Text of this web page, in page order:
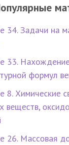
34. Задачи на
33.
формул
8. Химические
веществ,
26. Массовая